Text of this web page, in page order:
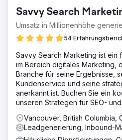
Savvy Search
Umsatz in Millionenhöhe
54
Savvy Search Marketing ist ein
im Bereich digitales Marketing,
Branche für seine Ergebnisse,
Kundenservice und seine
anerkannt ist. Buchen Sie ein
unseren Strategen für SEO-
Vancouver, British Columbia,
Leadgenerierung, Inbound-